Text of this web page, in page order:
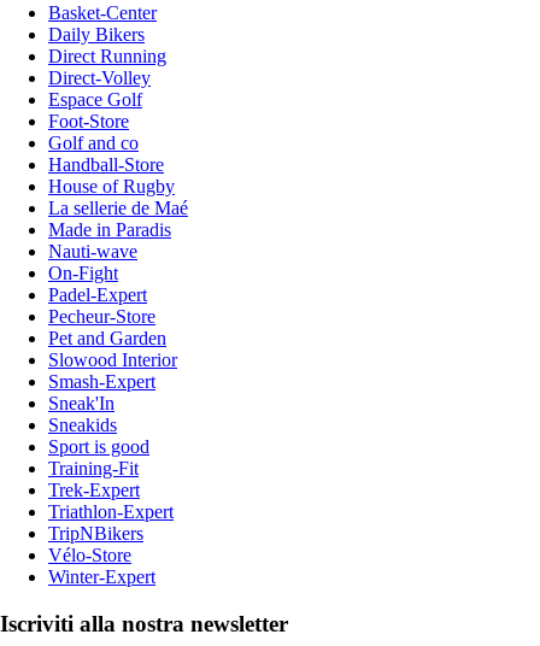
Basket-Center
Daily Bikers
Direct Running
Direct-Volley
Espace Golf
Foot-Store
Golf and co
Handball-Store
House of Rugby
La sellerie de Maé
Made in Paradis
Nauti-wave
On-Fight
Padel-Expert
Pecheur-Store
Pet and Garden
Slowood Interior
Smash-Expert
Sneak'In
Sneakids
Sport is good
Training-Fit
Trek-Expert
Triathlon-Expert
TripNBikers
Vélo-Store
Winter-Expert
Iscriviti alla nostra newsletter